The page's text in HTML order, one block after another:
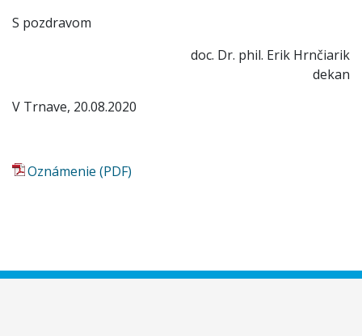
S pozdravom
doc. Dr. phil. Erik Hrnčiarik
dekan
V Trnave, 20.08.2020
Oznámenie (PDF)